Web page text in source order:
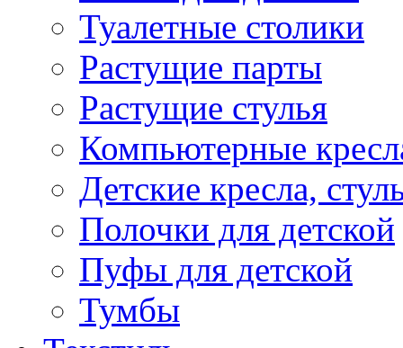
Туалетные столики
Растущие парты
Растущие стулья
Компьютерные
Детские кресла,
Полочки для детской
Пуфы для детской
Тумбы